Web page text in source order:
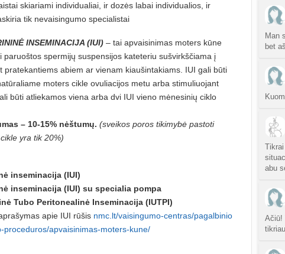
skiariami individualiai, ir dozės labai individualios, ir
tik nevaisingumo specialistai
INSEMINACIJA (IUI) – tai apvaisinimas moters kūne
paruoštos spermijų suspensijos kateteriu sušvirkščiama į
pratekantiems abiem ar vienam kiaušintakiams. IUI gali būti
moters cikle ovuliacijos metu arba stimuliuojant
būti atliekamos viena arba dvi IUI vieno mėnesinių ciklo
– 10-15% nėštumų. (sveikos poros tikimybė pastoti
yra tik 20%)
inseminacija (IUI)
inseminacija (IUI) su specialia pompa
Tubo Peritonealinė Inseminacija (IUTPI)
apie IUI rūšis nmc.lt/vaisingumo-centras/pagalbinio
proceduros/apvaisinimas-moters-kune/
sukurta
sukurta
Man
bet
abu
Ačiū!